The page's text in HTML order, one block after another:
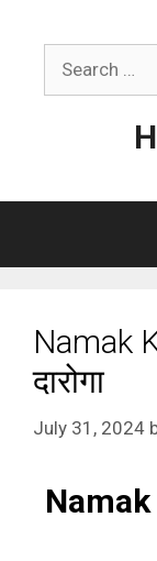
Namak
दारोगा
July 31, 2024